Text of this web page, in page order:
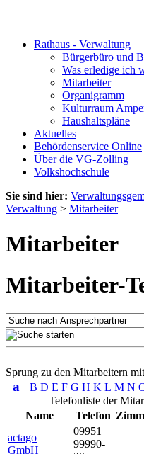
Rathaus - Verwaltung
Bürgerbüro und
Was erledige ich
Mitarbeiter
Organigramm
Kulturraum
Haushaltspläne
Aktuelles
Behördenservice Online
Über die VG-Zolling
Volkshochschule
Sie sind hier:
Verwaltung > Mitarbeiter
Mitarbeiter
Mitarbeiter-
Sprung zu den Mitarbeitern
a B D E F G H K L M N
Telefonliste der
Name
Telefon
actago
GmbH
09951
99990-